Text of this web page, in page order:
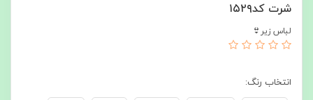
شرت کد۱۵۲۹
لباس زیر👙
انتخاب رنگ: